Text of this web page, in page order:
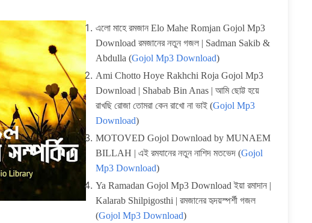
এলো মাহে রমজান Elo Mahe Romjan Gojol Mp3
Download রমজানের নতুন গজল | Sadman Sakib &
Abdulla (Gojol Mp3 Download)
Ami Chotto Hoye Rakhchi Roja Gojol Mp3
Download | Shabab Bin Anas | আমি ছোট্ট হয়ে
রাখছি রোজা তোমরা কেন রাখো না ভাই (Gojol Mp3
Download)
MOTOVED Gojol Download by MUNAEM
BILLAH | এই রমযানের নতুন নাশিদ মতভেদ (Gojol
Mp3 Download)
Ya Ramadan Gojol Mp3 Download ইয়া রমাদান |
Kalarab Shilpigosthi | রমজানের হৃদয়স্পর্শী গজল
(Gojol Mp3 Download)